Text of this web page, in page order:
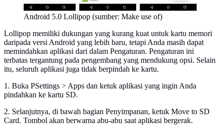
Android 5.0 Lollipop (sumber: Make use of)
Lollipop memiliki dukungan yang kurang kuat untuk kartu memori
daripada versi Android yang lebih baru, tetapi Anda masih dapat
memindahkan aplikasi dari dalam Pengaturan. Pengaturan ini
terbatas tergantung pada pengembang yang mendukung opsi. Selain
itu, seluruh aplikasi juga tidak berpindah ke kartu.
1. Buka PSettings > Apps dan ketuk aplikasi yang ingin Anda
pindahkan ke kartu SD.
2. Selanjutnya, di bawah bagian Penyimpanan, ketuk Move to SD
Card. Tombol akan berwarna abu-abu saat aplikasi bergerak.